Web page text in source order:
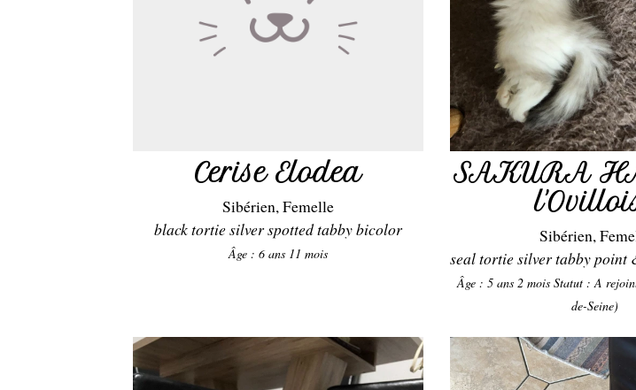
Cerise Elodea
Sibérien, Femelle
black tortie silver spotted tabby bicolor
Âge : 6 ans 11 mois
SAKURA
Sibérien,
seal tortie silver tabby point
Âge : 5 ans 2 moisStatut : A
de-Seine)